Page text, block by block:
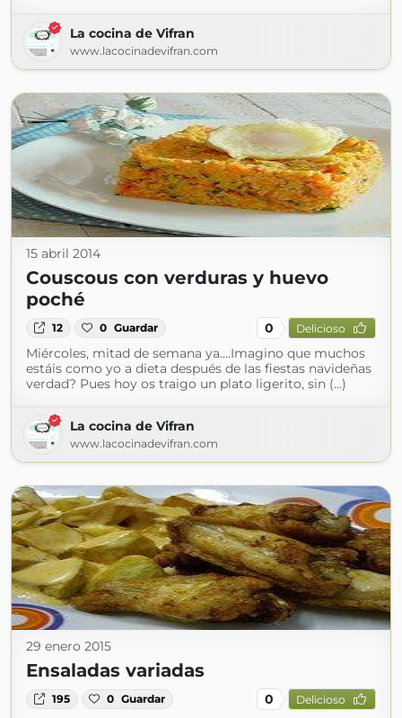
La cocina de Vifran
www.lacocinadevifran.com
15 abril 2014
Couscous con verduras y huevo
poché
12 0 Guardar 0 Delicioso
Miércoles, mitad de semana ya....Imagino que muchos
estáis como yo a dieta después de las fiestas navideñas
verdad? Pues hoy os traigo un plato ligerito, sin (...)
La cocina de Vifran
www.lacocinadevifran.com
29 enero 2015
Ensaladas variadas
195 0 Guardar 0 Delicioso